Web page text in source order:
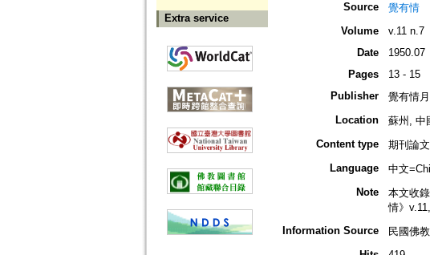
Extra service
Source
覺有情
Volume
v.11 n.7
Date
1950.07
Pages
13 - 15
Publisher
覺有情
Location
蘇州, 中
Content type
期刊論
Language
中文
Note
本文收
情》
Information Source
民國佛